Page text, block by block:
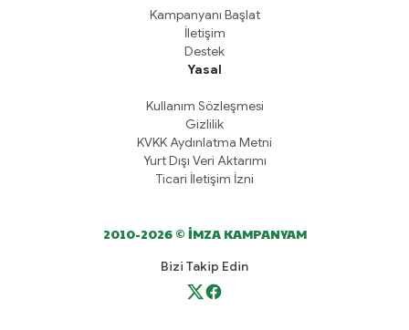
Kampanyanı Başlat
İletişim
Destek
Yasal
Kullanım Sözleşmesi
Gizlilik
KVKK Aydınlatma Metni
Yurt Dışı Veri Aktarımı
Ticari İletişim İzni
2010-2026 © İMZA KAMPANYAM
Bizi Takip Edin